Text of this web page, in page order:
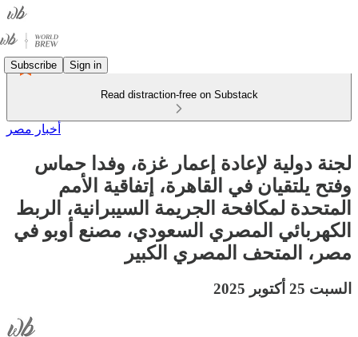
Subscribe Sign in
Read distraction-free on Substack
أخبار مصر
لجنة دولية لإعادة إعمار غزة، وفدا حماس
وفتح يلتقيان في القاهرة، إتفاقية الأمم
المتحدة لمكافحة الجريمة السيبرانية، الربط
الكهربائي المصري السعودي، مصنع أوبو في
مصر، المتحف المصري الكبير
السبت 25 أكتوبر 2025